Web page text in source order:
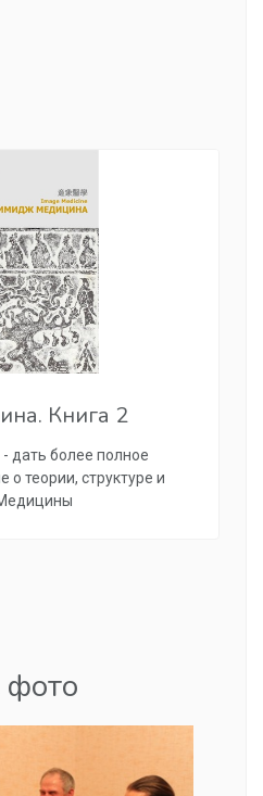
Книга 2
дать более полное
теории, структуре и
фото